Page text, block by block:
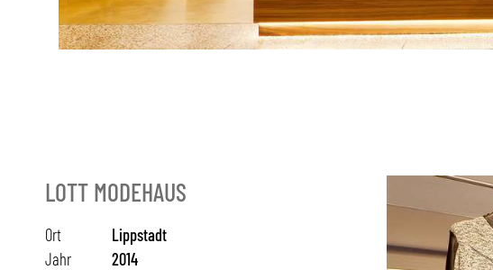
LOTT MODEHAUS
Ort
Lippstadt
Jahr
2014